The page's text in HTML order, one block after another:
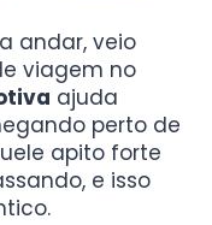
andar, veio
viagem no
ajuda
perto de
apito forte
e isso